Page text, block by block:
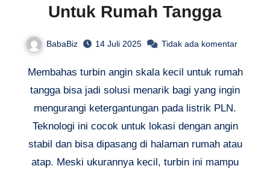
Untuk Rumah Tangga
BabaBiz 14 Juli 2025 Tidak ada komentar
Membahas turbin angin skala kecil untuk rumah
tangga bisa jadi solusi menarik bagi yang ingin
mengurangi ketergantungan pada listrik PLN.
Teknologi ini cocok untuk lokasi dengan angin
stabil dan bisa dipasang di halaman rumah atau
atap. Meski ukurannya kecil, turbin ini mampu